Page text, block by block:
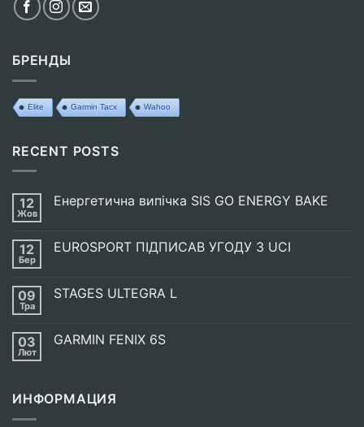
БРЕНДЫ
Elite Garmin Tacx Wahoo
RECENT POSTS
12
Жов
Енергетична випічка SIS GO ENERGY BAKE
Енергетична
ENERGY
BAKE
12
Бер
EUROSPORT ПІДПИСАВ УГОДУ З UCI
EUROSPORT
UCI
09
Тра
STAGES ULTEGRA L
STAGES
03
Лют
GARMIN FENIX 6S
FENIX
ИНФОРМАЦИЯ